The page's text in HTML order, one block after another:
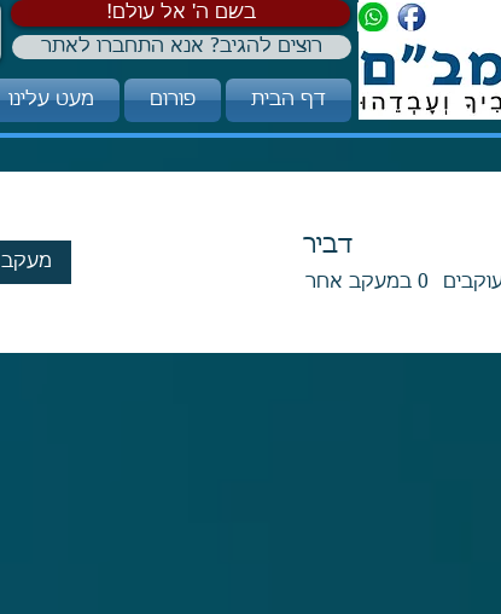
!בשם ה' אל עולם
רוצים להגיב? אנא התחברו לאתר
דף הבית פורום מעט עלינו
דביר
0 במעקב אחר
מעקב